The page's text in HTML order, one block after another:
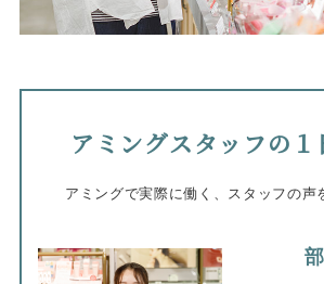
アミングスタッフの
アミングで実際に働く、スタッフの声